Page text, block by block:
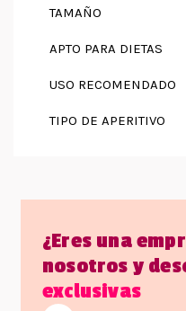
TAMAÑO
APTO PARA DIETAS
USO RECOMENDADO
TIPO DE APERITIVO
¿Eres una
nosotros y
exclusivas